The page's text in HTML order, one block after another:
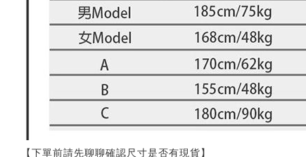
【下單前請先聊聊確認尺寸是否有現貨】